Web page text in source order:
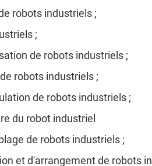
robots industriels ;
;
de robots industriels ;
robots industriels ;
de robots industriels ;
du robot industriel
de robots industriels ;
et d'arrangement de robots